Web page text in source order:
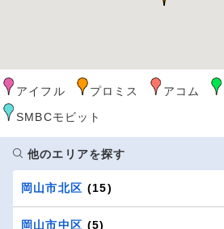
アイフル プロミス アコム
SMBCモビット
他のエリアを探す
岡山市北区 (15)
岡山市中区 (5)